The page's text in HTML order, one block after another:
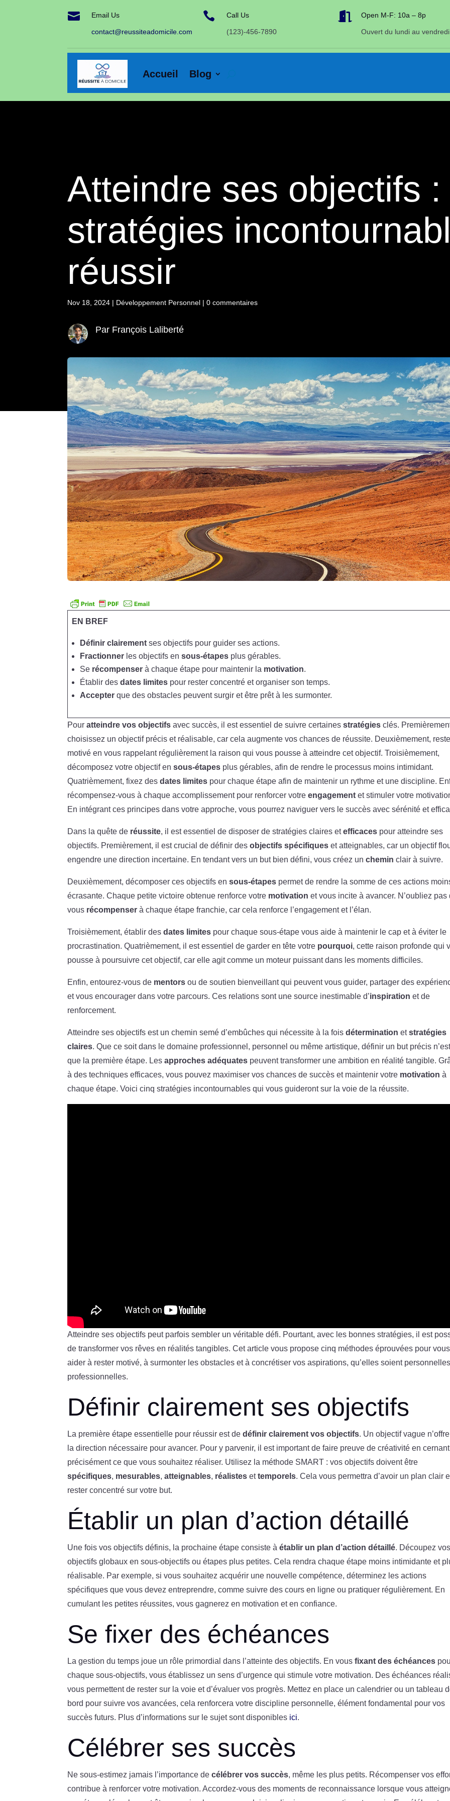
 Email Us
contact@reussiteadomicile.com
 Call Us
(123)-456-7890
 Open M-F: 10a – 8p
Ouvert du lundi au vendredi
Accueil Blog
Atteindre ses objectifs :
stratégies
réussir
Nov 18, 2024 | Développement Personnel |0 commentaires
Par François Laliberté
EN BREF
Définir clairement ses objectifs pour guider ses actions.
Fractionner les objectifs ensous-étapes plus gérables.
Se récompenser à chaque étape pour maintenir la motivation.
Établir desdates limites pour rester concentré et organiser son temps.
Accepter que des obstacles peuvent surgir et être prêt à les surmonter.
Pouratteindre vos objectifs avec succès, il est essentiel de suivre certainesstratégies clés.
choisissez un objectif précis et réalisable, car cela augmente vos chances de réussite. Deuxièmement,
motivé en vous rappelant régulièrement la raison qui vous pousse à atteindre cet objectif. Troisièmement,
décomposez votre objectif ensous-étapes plus gérables, afin de rendre le processus moins intimidant.
Quatrièmement, fixez desdates limites pour chaque étape afin de maintenir un rythme et une discipline.
récompensez-vous à chaque accomplissement pour renforcer votreengagement et stimuler votre
En intégrant ces principes dans votre approche, vous pourrez naviguer vers le succès avec sérénité et
Dans la quête de réussite, il est essentiel de disposer de stratégies claires etefficaces pour atteindre ses
objectifs. Premièrement, il est crucial de définir desobjectifs spécifiques et atteignables, car un objectif
engendre une direction incertaine. En tendant vers un but bien défini, vous créez unchemin clair à suivre.
Deuxièmement, décomposer ces objectifs ensous-étapes permet de rendre la somme de ces actions
écrasante. Chaque petite victoire obtenue renforce votre motivation et vous incite à avancer. N’oubliez pas
vous récompenser à chaque étape franchie, car cela renforce l’engagement et l’élan.
Troisièmement, établir desdates limites pour chaque sous-étape vous aide à maintenir le cap et à éviter le
procrastination. Quatrièmement, il est essentiel de garder en tête votre pourquoi, cette raison profonde qui
pousse à poursuivre cet objectif, car elle agit comme un moteur puissant dans les moments difficiles.
Enfin, entourez-vous de mentors ou de soutien bienveillant qui peuvent vous guider, partager des
et vous encourager dans votre parcours. Ces relations sont une source inestimable d’inspiration et de
renforcement.
Atteindre ses objectifs est un chemin semé d’embûches qui nécessite à la foisdétermination etstratégies
claires. Que ce soit dans le domaine professionnel, personnel ou même artistique, définir un but précis
que la première étape. Lesapproches adéquates peuvent transformer une ambition en réalité tangible.
à des techniques efficaces, vous pouvez maximiser vos chances de succès et maintenir votre motivation à
chaque étape. Voici cinq stratégies incontournables qui vous guideront sur la voie de la réussite.
Atteindre ses objectifs peut parfois sembler un véritable défi. Pourtant, avec les bonnes stratégies, il est
de transformer vos rêves en réalités tangibles. Cet article vous propose cinq méthodes éprouvées pour vous
aider à rester motivé, à surmonter les obstacles et à concrétiser vos aspirations, qu’elles soient
professionnelles.
Définir clairement ses objectifs
La première étape essentielle pour réussir est dedéfinir clairement vos objectifs. Un objectif vague
la direction nécessaire pour avancer. Pour y parvenir, il est important de faire preuve de créativité en cernant
précisément ce que vous souhaitez réaliser. Utilisez la méthode SMART : vos objectifs doivent être
spécifiques, mesurables,atteignables, réalistes ettemporels. Cela vous permettra d’avoir un plan clair
rester concentré sur votre but.
Établir un plan d’action détaillé
Une fois vos objectifs définis, la prochaine étape consiste àétablir un plan d’action détaillé. Découpez vos
objectifs globaux en sous-objectifs ou étapes plus petites. Cela rendra chaque étape moins intimidante et
réalisable. Par exemple, si vous souhaitez acquérir une nouvelle compétence, déterminez les actions
spécifiques que vous devez entreprendre, comme suivre des cours en ligne ou pratiquer régulièrement. En
cumulant les petites réussites, vous gagnerez en motivation et en confiance.
Se fixer des échéances
La gestion du temps joue un rôle primordial dans l’atteinte des objectifs. En vousfixant des échéances
chaque sous-objectifs, vous établissez un sens d’urgence qui stimule votre motivation. Des échéances
vous permettent de rester sur la voie et d’évaluer vos progrès. Mettez en place un calendrier ou un tableau
bord pour suivre vos avancées, cela renforcera votre discipline personnelle, élément fondamental pour vos
succès futurs. Plus d’informations sur le sujet sont disponibles ici.
Célébrer ses succès
Ne sous-estimez jamais l’importance decélébrer vos succès, même les plus petits. Récompenser vos
contribue à renforcer votre motivation. Accordez-vous des moments de reconnaissance lorsque vous